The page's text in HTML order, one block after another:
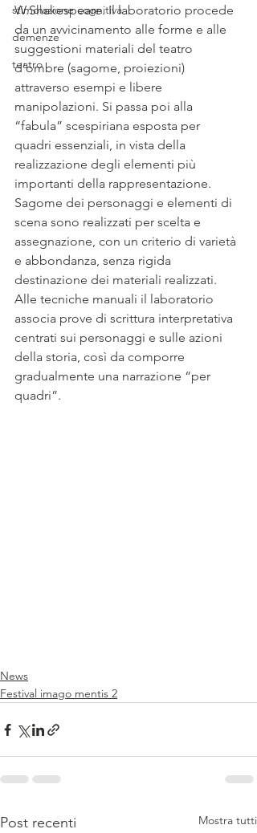
stimolazione cognitiva
demenze
teatro
W.Shakespeare. Il laboratorio procede
da un avvicinamento alle forme e alle
suggestioni materiali del teatro
d’ombre (sagome, proiezioni)
attraverso esempi e libere
manipolazioni. Si passa poi alla
“fabula” scespiriana esposta per
quadri essenziali, in vista della
realizzazione degli elementi più
importanti della rappresentazione.
Sagome dei personaggi e elementi di
scena sono realizzati per scelta e
assegnazione, con un criterio di varietà
e abbondanza, senza rigida
destinazione dei materiali realizzati.
Alle tecniche manuali il laboratorio
associa prove di scrittura interpretativa
centrati sui personaggi e sulle azioni
della storia, così da comporre
gradualmente una narrazione “per
quadri”.
News
Festival imago mentis 2
Post recenti Mostra tutti